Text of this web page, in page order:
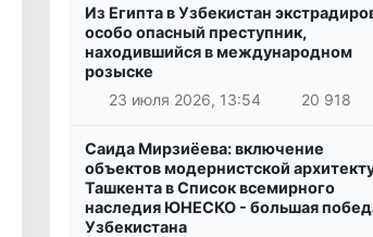
Из Египта в Узбекистан
особо опасный преступник,
находившийся в международном
розыске
23 июля 2026, 13:54
20 918
Саида Мирзиёева: включение
объектов модернистской
Ташкента в Список всемирного
наследия ЮНЕСКО - большая
Узбекистана